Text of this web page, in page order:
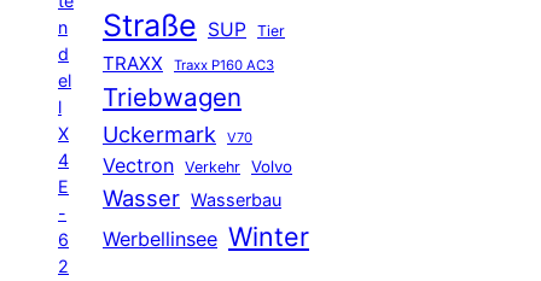
n
d
el
l
X
4
E
-
6
2
Straße SUP Tier
TRAXX Traxx P160 AC3
Triebwagen
Uckermark V70
Vectron Verkehr Volvo
Wasser Wasserbau
Werbellinsee Winter